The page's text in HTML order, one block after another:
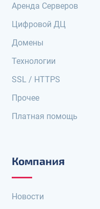
Аренда Серверов
Цифровой ДЦ
Домены
Технологии
SSL / HTTPS
Прочее
Платная помощь
Компания
Новости